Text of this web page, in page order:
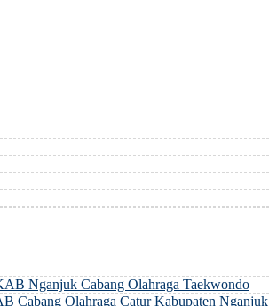
Nganjuk Cabang Olahraga Taekwondo
Cabang Olahraga Catur Kabupaten Nganjuk